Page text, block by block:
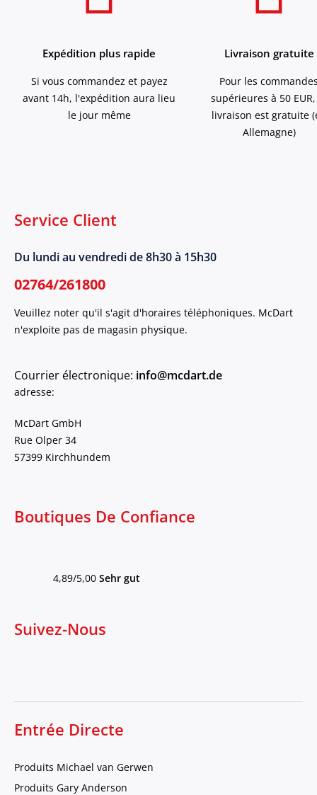
Expédition plus rapide
Si vous commandez et payez
avant 14h, l'expédition aura lieu
le jour même
Livraison gratuite
Pour les
supérieures à 50
livraison est gratuite
Allemagne)
Service Client
Du lundi au vendredi de 8h30 à 15h30
02764/261800
Veuillez noter qu'il s'agit d'horaires téléphoniques. McDart
n'exploite pas de magasin physique.
Courrier électronique: info@mcdart.de
adresse:
McDart GmbH
Rue Olper 34
57399 Kirchhundem
Boutiques De Confiance
4,89/5,00 Sehr gut
Suivez-Nous
Entrée Directe
Produits Michael van Gerwen
Produits Gary Anderson